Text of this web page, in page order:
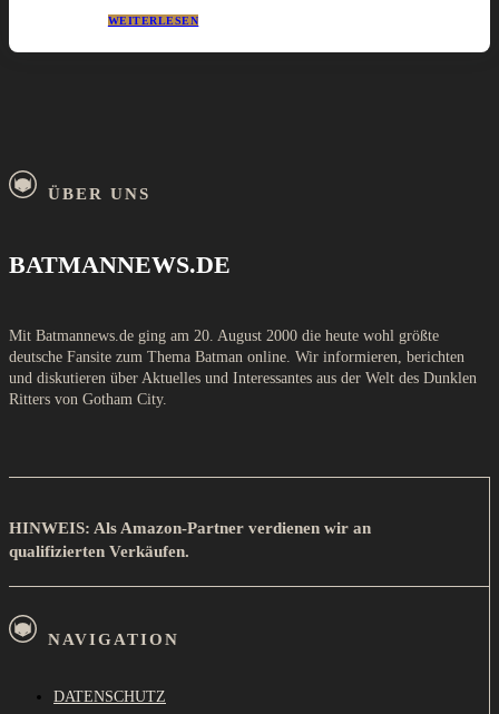
WEITERLESEN
ÜBER UNS
BATMANNEWS.DE
Mit Batmannews.de ging am 20. August 2000 die heute wohl größte
deutsche Fansite zum Thema Batman online. Wir informieren, berichten
und diskutieren über Aktuelles und Interessantes aus der Welt des Dunklen
Ritters von Gotham City.
HINWEIS: Als Amazon-Partner verdienen wir an
qualifizierten Verkäufen.
NAVIGATION
DATENSCHUTZ